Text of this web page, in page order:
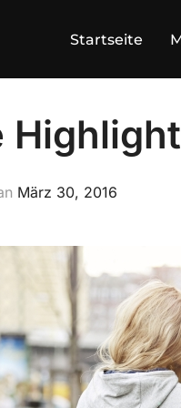
Startseite
Veröffentlicht
März 30, 2016